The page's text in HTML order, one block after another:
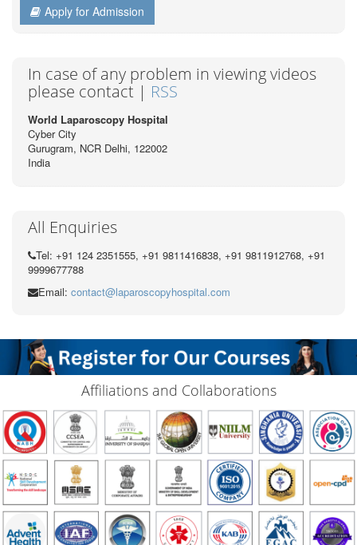
Apply for Admission
In case of any problem in viewing videos
please contact | RSS
World Laparoscopy Hospital
Cyber City
Gurugram, NCR Delhi, 122002
India
All Enquiries
Tel: +91 124 2351555, +91 9811416838, +91 9811912768, +91
9999677788
Email: contact@laparoscopyhospital.com
Affiliations and Collaborations